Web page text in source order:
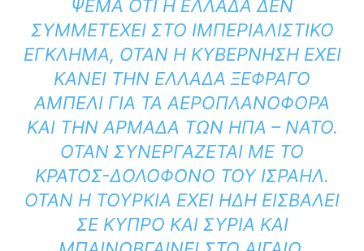
ΨΈΜΑ ΌΤΙ Η ΕΛΛΆΔΑ ΔΕΝ
ΣΥΜΜΕΤΈΧΕΙ ΣΤΟ ΙΜΠΕΡΙΑΛΙΣΤΙΚΌ
ΈΓΚΛΗΜΑ, ΌΤΑΝ Η ΚΥΒΈΡΝΗΣΗ ΈΧΕΙ
ΚΆΝΕΙ ΤΗΝ ΕΛΛΆΔΑ ΞΈΦΡΑΓΟ
ΑΜΠΈΛΙ ΓΙΑ ΤΑ ΑΕΡΟΠΛΑΝΟΦΌΡΑ
ΚΑΙ ΤΗΝ ΑΡΜΆΔΑ ΤΩΝ ΗΠΑ – ΝΑΤΟ.
ΌΤΑΝ ΣΥΝΕΡΓΆΖΕΤΑΙ ΜΕ ΤΟ
ΚΡΆΤΟΣ-ΔΟΛΟΦΌΝΟ ΤΟΥ ΙΣΡΑΉΛ.
ΌΤΑΝ Η ΤΟΥΡΚΊΑ ΈΧΕΙ ΉΔΗ ΕΙΣΒΆΛΕΙ
ΣΕ ΚΎΠΡΟ ΚΑΙ ΣΥΡΊΑ ΚΑΙ